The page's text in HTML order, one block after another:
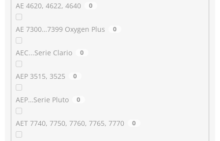
AE 4620, 4622, 4640 0
AE 7300…7399 Oxygen Plus 0
AEC...Serie Clario 0
AEP 3515, 3525 0
AEP…Serie Pluto 0
AET 7740, 7750, 7760, 7765, 7770 0